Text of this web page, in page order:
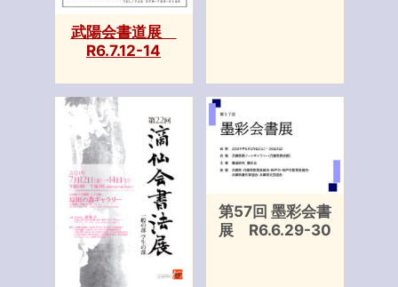
武陽会書道展
R6.7.12-14
第57回 墨彩会書
展 R6.6.29-30